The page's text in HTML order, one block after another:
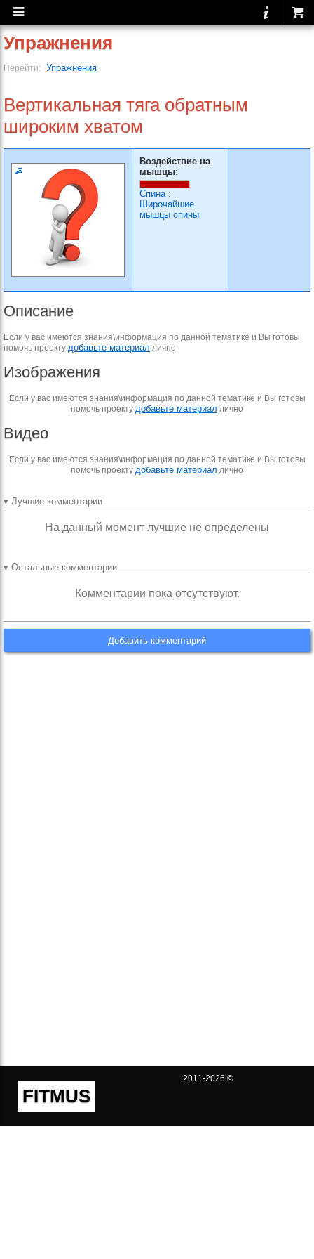
Упражнения
Перейти: Упражнения
Вертикальная тяга обратным
широким хватом
Воздействие на
мышцы:
Спина:
Широчайшие
мышцы спины
Описание
Если у вас имеются знания\информация по данной тематике и Вы готовы
помочь проекту добавьте материал лично
Изображения
Если у вас имеются знания\информация по данной тематике и Вы готовы
помочь проекту добавьте материал лично
Видео
Если у вас имеются знания\информация по данной тематике и Вы готовы
помочь проекту добавьте материал лично
▾ Лучшие комментарии
На данный момент лучшие не определены
▾ Остальные комментарии
Комментарии пока отсутствуют.
Добавить комментарий
FITMUS
2011-2026 ©